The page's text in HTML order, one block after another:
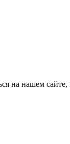
на нашем